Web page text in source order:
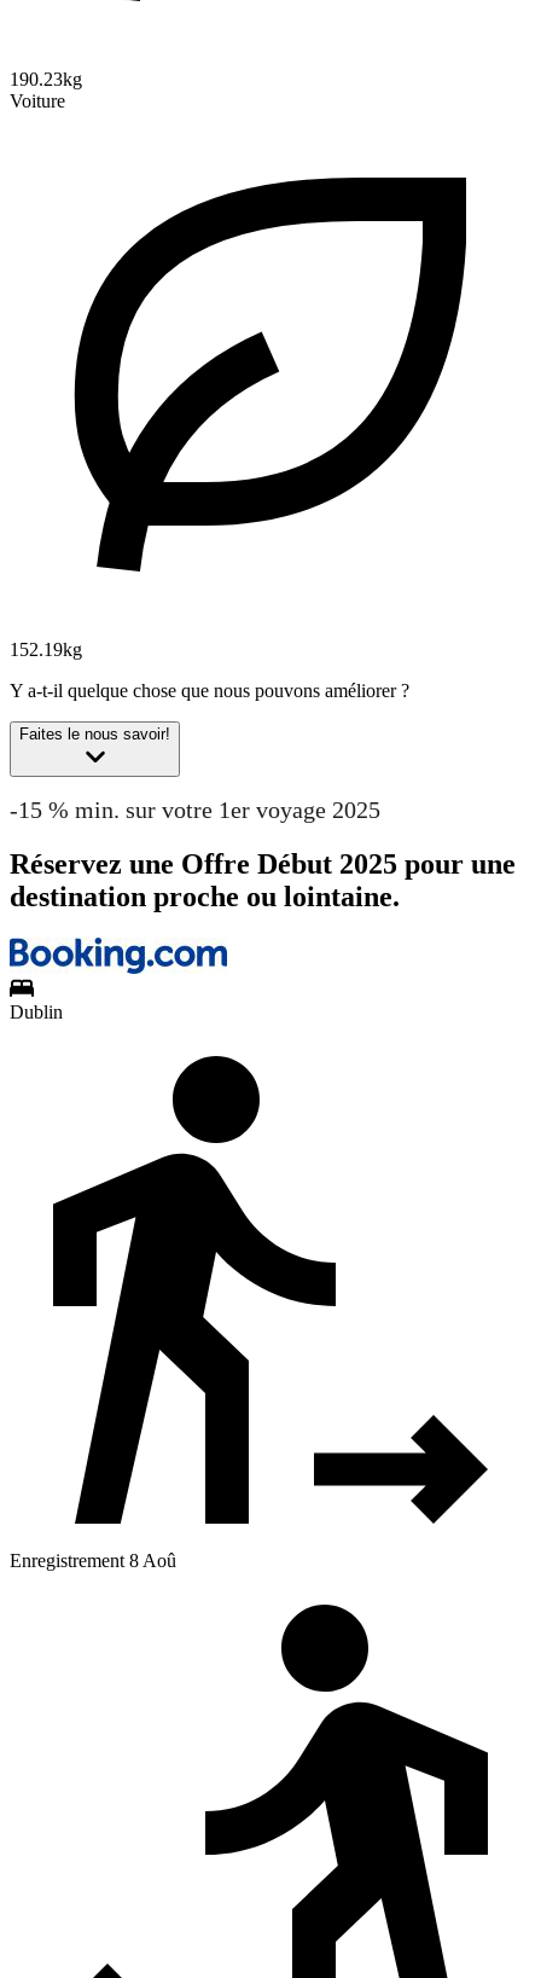
190.23kg
Voiture
152.19kg
Y a-t-il quelque chose que nous pouvons améliorer ?
Faites le nous savoir!
-15 % min. sur votre 1er voyage 2025
Réservez une Offre Début 2025 pour une
destination proche ou lointaine.
Dublin
Enregistrement 8 Aoû